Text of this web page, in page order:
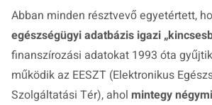
Abban minden résztvevő egyetértett,
egészségügyi adatbázis igazi
finanszírozási adatokat 1993 óta
működik az EESZT (Elektronikus
Szolgáltatási Tér), ahol mintegy